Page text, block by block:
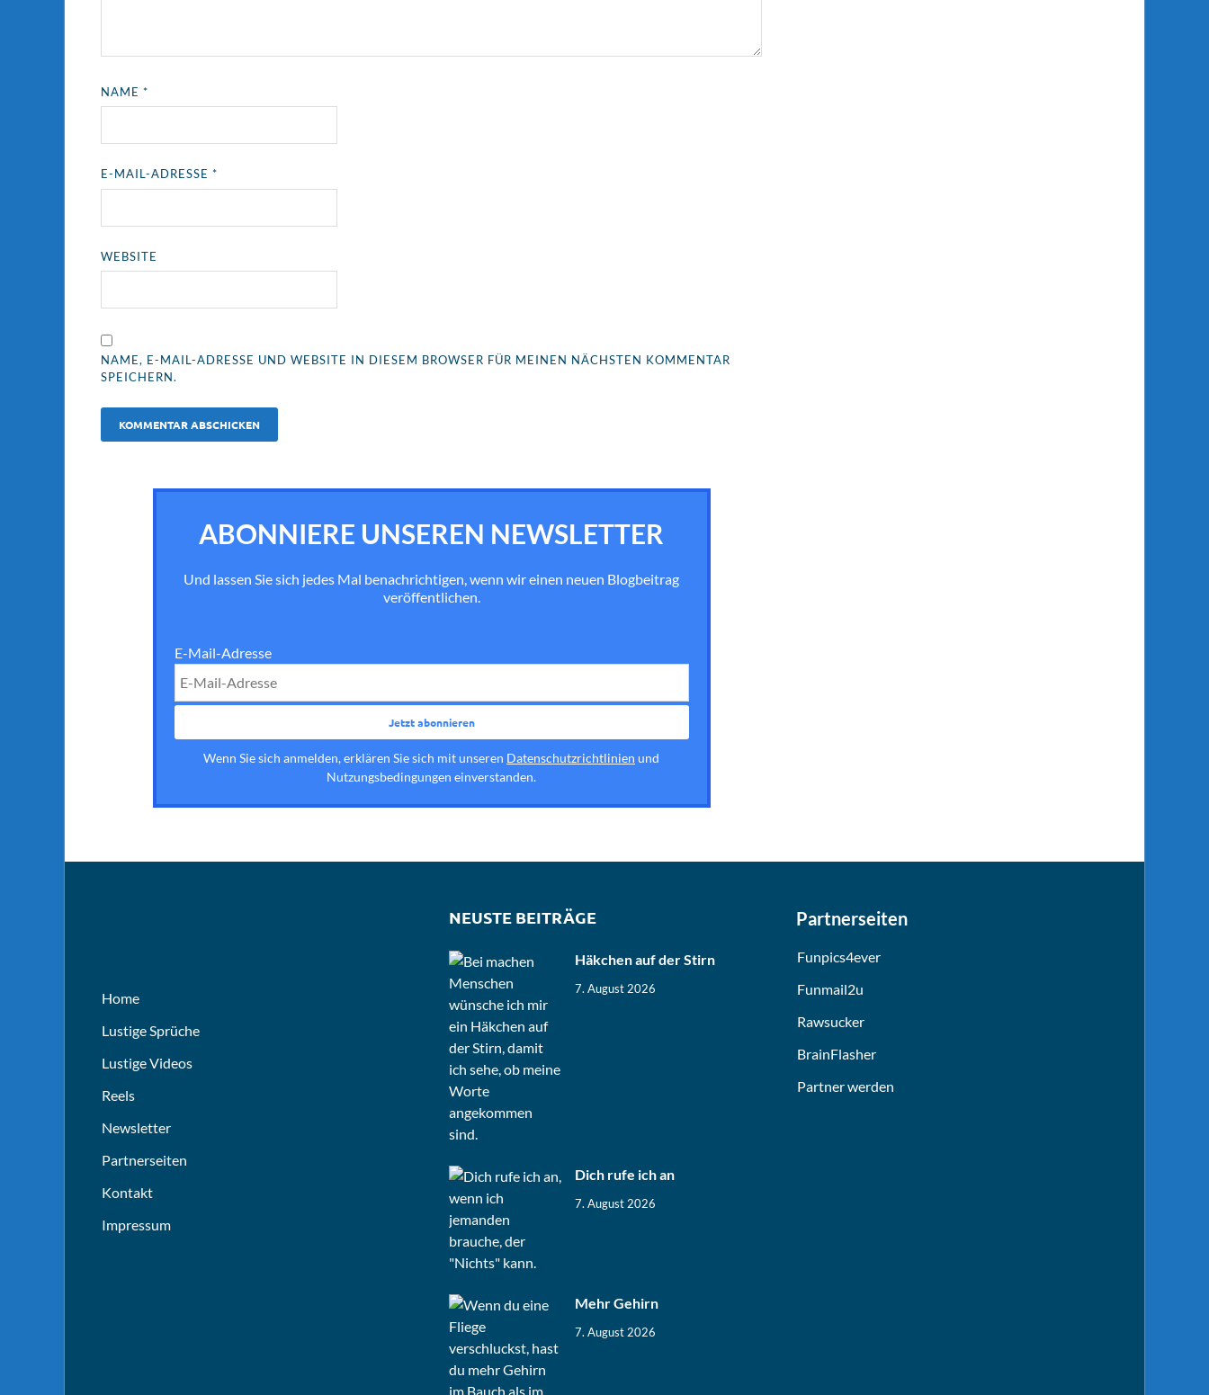
NAME*
E-MAIL-ADRESSE*
WEBSITE
NAME, E-MAIL-ADRESSE UND WEBSITE IN DIESEM BROWSER FÜR MEINEN NÄCHSTEN KOMMENTAR
SPEICHERN.
ABONNIERE UNSEREN NEWSLETTER
Und lassen Sie sich jedes Mal benachrichtigen, wenn wir einen neuen Blogbeitrag
veröffentlichen.
E-Mail-Adresse
Wenn Sie sich anmelden, erklären Sie sich mit unseren Datenschutzrichtlinien und
Nutzungsbedingungen einverstanden.
Home
Lustige Sprüche
Lustige Videos
Reels
Newsletter
Partnerseiten
Kontakt
Impressum
NEUSTE BEITRÄGE
Häkchen auf der Stirn
7. August 2026
Dich rufe ich an
7. August 2026
Mehr Gehirn
7. August 2026
Partnerseiten
Funpics4ever
Funmail2u
Rawsucker
BrainFlasher
Partner werden